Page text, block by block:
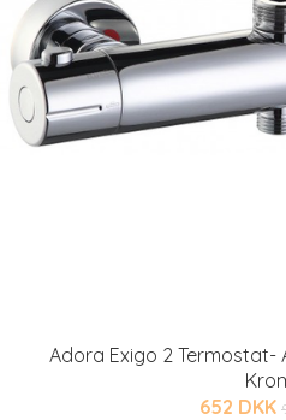
Adora Exigo 2 Termostat-
652 DKK